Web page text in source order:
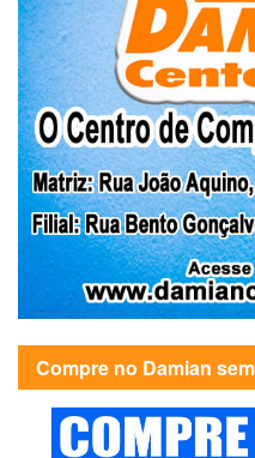
Compre no Damian